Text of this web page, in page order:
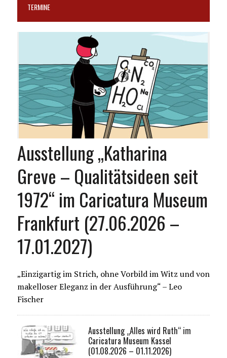
TERMINE
Ausstellung „Katharina
Greve – Qualitätsideen seit
1972“ im Caricatura Museum
Frankfurt (27.06.2026 –
17.01.2027)
„Einzigartig im Strich, ohne Vorbild im Witz und von
makelloser Eleganz in der Ausführung“ – Leo
Fischer
Ausstellung „Alles wird Ruth“ im
Caricatura Museum Kassel
(01.08.2026 – 01.11.2026)